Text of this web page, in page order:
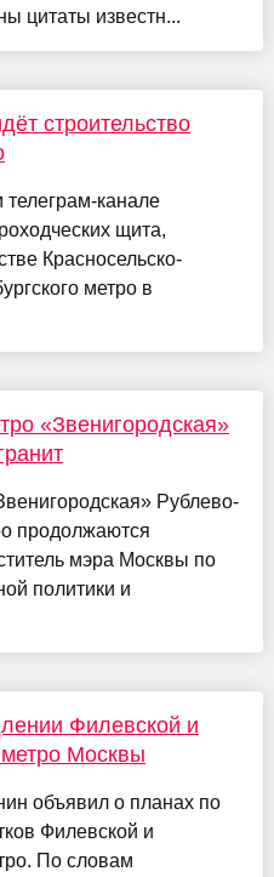
цитаты известн...
строительство
канале
щита,
Красносельско-
метро в
«Звенигородская»
Рублево-
продолжаются
мэра Москвы по
политики и
Филевской и
Москвы
объявил о планах по
Филевской и
По словам